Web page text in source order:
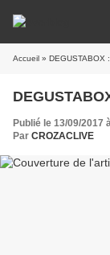
Accueil » DEGUSTABOX
Publié le 13/09/2017
Par CROZACLIVE